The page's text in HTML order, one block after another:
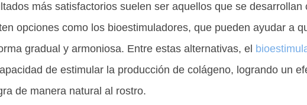
más satisfactorios suelen ser aquellos que se
opciones como los bioestimuladores, que pueden ayudar a
gradual y armoniosa. Entre estas alternativas, el
de estimular la producción de colágeno, logrando un
de manera natural al rostro.